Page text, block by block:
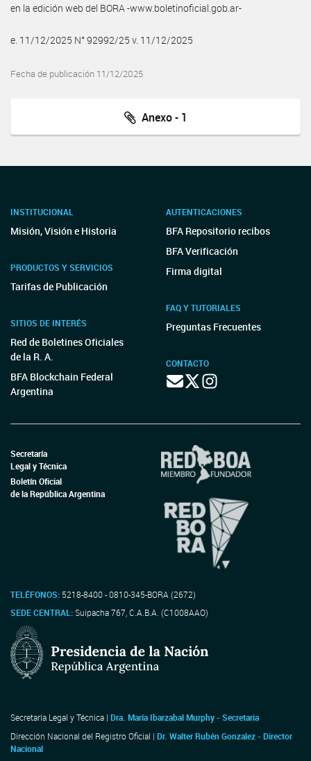
en la edición web del BORA -www.boletinoficial.gob.ar-
e. 11/12/2025 N° 92992/25 v. 11/12/2025
Fecha de publicación 11/12/2025
Anexo - 1
INSTITUCIONAL
Misión, Visión e Historia
PRODUCTOS Y SERVICIOS
Tarifas de Publicación
SITIOS DE INTERÉS
Red de Boletines Oficiales
de la R. A.
BFA Blockchain Federal
Argentina
AUTENTICACIONES
BFA Repositorio recibos
BFA Verificación
Firma digital
FAQ Y TUTORIALES
Preguntas Frecuentes
CONTACTO
Secretaría
Legal y Técnica
Boletín Oficial
de la República Argentina
TELÉFONOS: 5218-8400 - 0810-345-BORA (2672)
SEDE CENTRAL:Suipacha 767, C.A.B.A. (C1008AAO)
Secretaría Legal y Técnica | Dra. María Ibarzabal Murphy - Secretaria
Dirección Nacional del Registro Oficial | Dr. Walter Rubén Gonzalez - Director
Nacional